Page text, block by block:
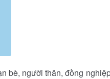
bè, người thân, đồng